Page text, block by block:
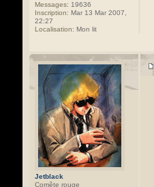
Messages: 19636
Inscription: Mar 13 Mar 2007,
22:27
Localisation: Mon lit
Jetblack
Comête rouge